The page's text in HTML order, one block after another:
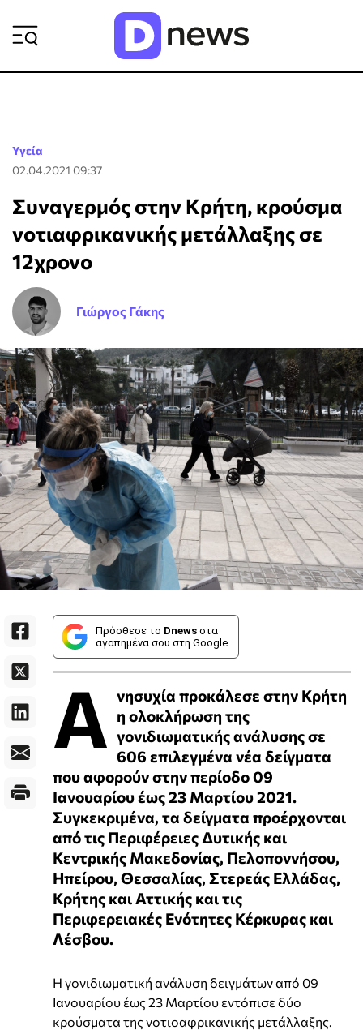
Υγεία
02.04.2021 09:37
Συναγερμός στην Κρήτη, κρούσμα
νοτιαφρικανικής μετάλλαξης σε
12χρονο
Γιώργος Γάκης
Πρόσθεσε το Dnews στα
αγαπημένα σου στη Google
Α νησυχία προκάλεσε στην Κρήτη
η ολοκλήρωση της
γονιδιωματικής ανάλυσης σε
606 επιλεγμένα νέα δείγματα
που αφορούν στην περίοδο 09
Ιανουαρίου έως 23 Μαρτίου 2021.
Συγκεκριμένα, τα δείγματα προέρχονται
από τις Περιφέρειες Δυτικής και
Κεντρικής Μακεδονίας, Πελοποννήσου,
Ηπείρου, Θεσσαλίας, Στερεάς Ελλάδας,
Κρήτης και Αττικής και τις
Περιφερειακές Ενότητες Κέρκυρας και
Λέσβου.
Η γονιδιωματική ανάλυση δειγμάτων από 09
Ιανουαρίου έως 23 Μαρτίου εντόπισε δύο
κρούσματα της νοτιοαφρικανικής μετάλλαξης.